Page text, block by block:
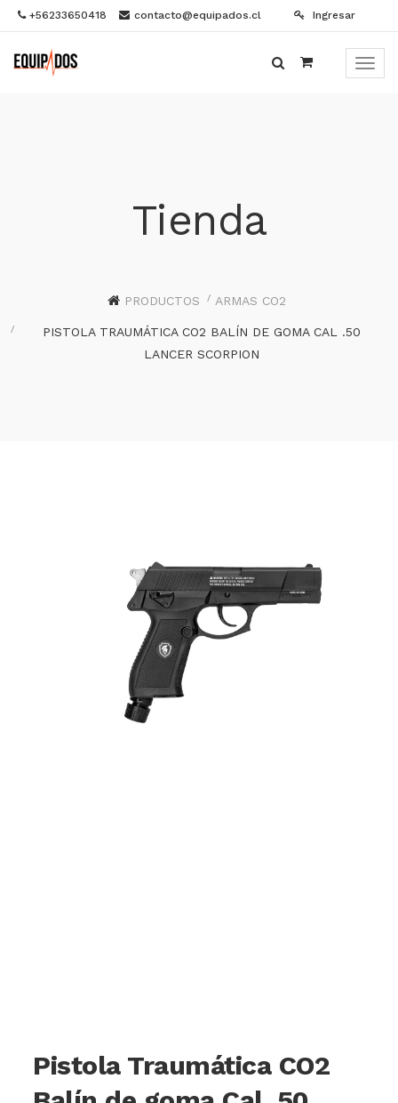
+56233650418 contacto@equipados.cl Ingresar
Menú
Tienda
PRODUCTOS ARMAS CO2
PISTOLA TRAUMÁTICA CO2 BALÍN DE GOMA CAL .50
LANCER SCORPION
Pistola Traumática CO2